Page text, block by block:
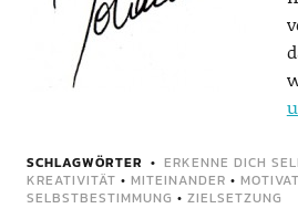
SCHLAGWÖRTER ERKENNE DICH
KREATIVITÄT • MITEINANDER •
SELBSTBESTIMMUNG • ZIELSETZUNG